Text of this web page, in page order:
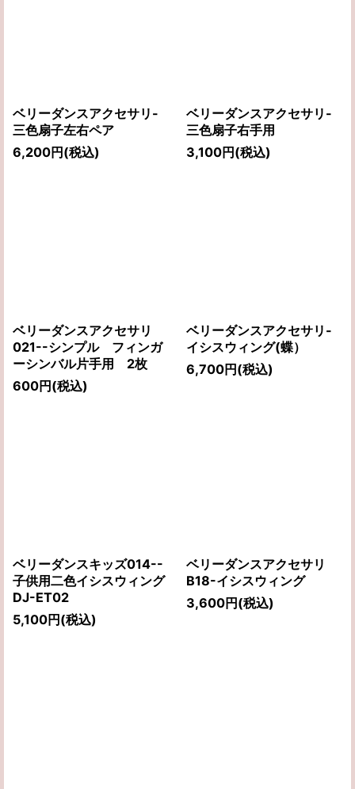
ベリーダンスアクセサリ-
三色扇子左右ペア
6,200円 (税込)
ベリーダンスアクセサリ-
三色扇子右手用
3,100円 (税込)
ベリーダンスアクセサリ
021--シンプル フィンガ
ーシンバル片手用 2枚
600円 (税込)
ベリーダンスアクセサリ-
イシスウィング(蝶）
6,700円 (税込)
ベリーダンスキッズ014--
子供用二色イシスウィング
DJ-ET02
5,100円 (税込)
ベリーダンスアクセサリ
B18-イシスウィング
3,600円 (税込)